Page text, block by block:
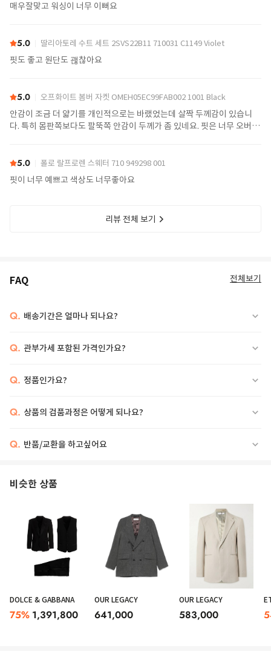
매우잘맞고 워싱이 너무 이뻐요
5.0 딸리아토레 수트 세트 2SVS22B11 710031 C1149 Violet
핏도 좋고 원단도 괞찮아요
5.0 오프화이트 봄버 자켓 OMEH05EC99FAB002 1001 Black
안감이 조금 더 얇기를 개인적으로는 바랬었는데 살짝 두께감이 있습니
다. 특히 몸판쪽보다도 팔뚝쪽 안감이 두께가 좀 있네요. 핏은 너무 오버핏
쳐도 5월, 9월에 입기에는 좀 덥지 않을까 싶습니다 ㅠㅠ 반대로 이너를
두께가 좀 있는 후디로 한다면 겨울에도 입을만 하지 않을까 합니다. 그래
도 전체적으로 만족합니다^^ 배송도 빠른편이구요.
5.0 폴로 랄프로렌 스웨터 710 949298 001
핏이 너무 예쁘고 색상도 너무좋아요
리뷰 전체 보기
FAQ 전체보기
Q. 배송기간은 얼마나 되나요?
Q. 관부가세 포함된 가격인가요?
Q. 정품인가요?
Q. 상품의 검품과정은 어떻게 되나요?
Q. 반품/교환을 하고싶어요
비슷한 상품
DOLCE & GABBANA
75% 1,391,800
OUR LEGACY
641,000
OUR LEGACY
583,000